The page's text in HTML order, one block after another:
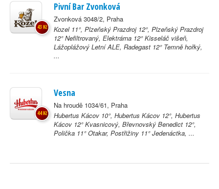
Pivní Bar Zvonková
Zvonková 3048/2, Praha
Kozel 11°, Plzeňský Prazdroj 12°, Plzeňský Prazdroj
12° Nefiltrovaný, Elektrárna 12° Kisseláč višeň,
Lážoplážový Letní ALE, Radegast 12° Temně hořký,
...
43 Kč
Vesna
Na hroudě 1034/61, Praha
Hubertus Kácov 10°, Hubertus Kácov 12°, Hubertus
Kácov 12° Kvasnicový, Břevnovský Benedict 12°,
Polička 11° Otakar, Postřižiny 11° Jedenáctka, ...
44 Kč